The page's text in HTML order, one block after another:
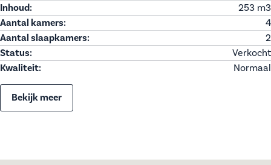
Inhoud:
253 m3
Aantal kamers:
4
Aantal slaapkamers:
2
Status:
Verkocht
Kwaliteit:
Normaal
Bekijk meer